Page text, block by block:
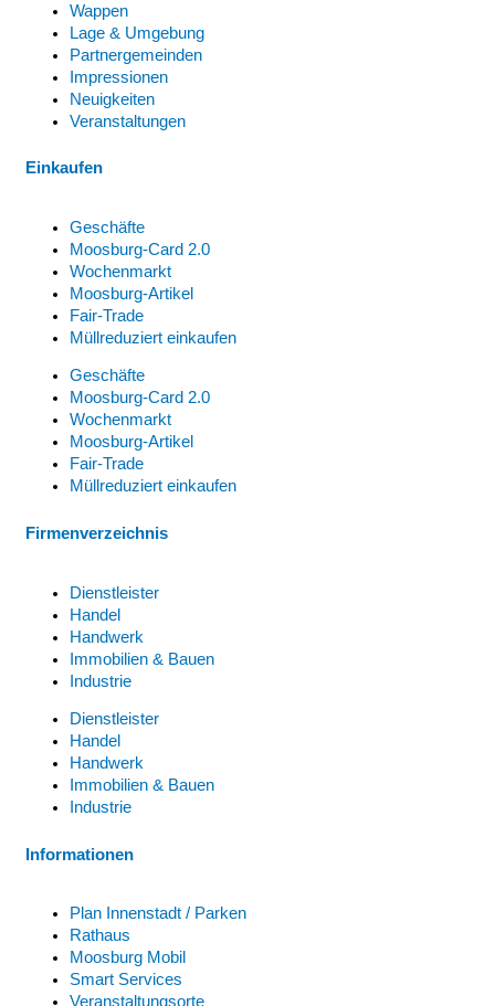
Wappen
Lage & Umgebung
Partnergemeinden
Impressionen
Neuigkeiten
Veranstaltungen
Einkaufen
Geschäfte
Moosburg-Card 2.0
Wochenmarkt
Moosburg-Artikel
Fair-Trade
Müllreduziert einkaufen
Geschäfte
Moosburg-Card 2.0
Wochenmarkt
Moosburg-Artikel
Fair-Trade
Müllreduziert einkaufen
Firmenverzeichnis
Dienstleister
Handel
Handwerk
Immobilien & Bauen
Industrie
Dienstleister
Handel
Handwerk
Immobilien & Bauen
Industrie
Informationen
Plan Innenstadt / Parken
Rathaus
Moosburg Mobil
Smart Services
Veranstaltungsorte